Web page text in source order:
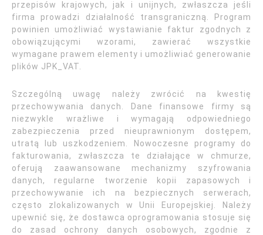
przepisów krajowych, jak i unijnych, zwłaszcza jeśli
firma prowadzi działalność transgraniczną. Program
powinien umożliwiać wystawianie faktur zgodnych z
obowiązującymi wzorami, zawierać wszystkie
wymagane prawem elementy i umożliwiać generowanie
plików JPK_VAT.
Szczególną uwagę należy zwrócić na kwestię
przechowywania danych. Dane finansowe firmy są
niezwykle wrażliwe i wymagają odpowiedniego
zabezpieczenia przed nieuprawnionym dostępem,
utratą lub uszkodzeniem. Nowoczesne programy do
fakturowania, zwłaszcza te działające w chmurze,
oferują zaawansowane mechanizmy szyfrowania
danych, regularne tworzenie kopii zapasowych i
przechowywanie ich na bezpiecznych serwerach,
często zlokalizowanych w Unii Europejskiej. Należy
upewnić się, że dostawca oprogramowania stosuje się
do zasad ochrony danych osobowych, zgodnie z